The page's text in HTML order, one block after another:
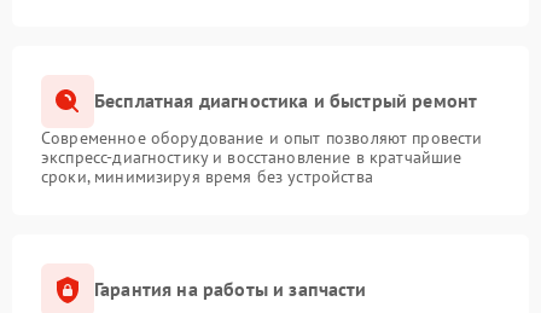
Бесплатная диагностика и быстрый ремонт
Современное оборудование и опыт позволяют провести
экспресс-диагностику и восстановление в кратчайшие
сроки, минимизируя время без устройства
Гарантия на работы и запчасти